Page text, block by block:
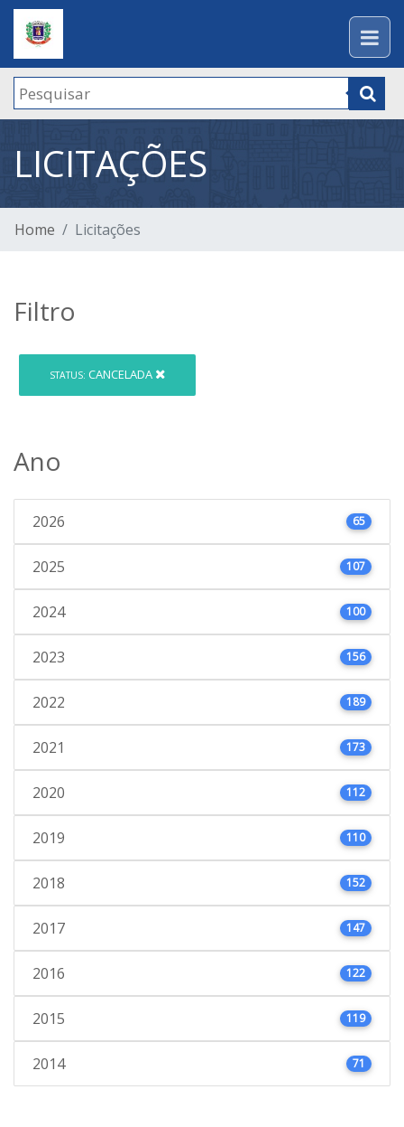
LICITAÇÕES
Home Licitações
Filtro
STATUS: CANCELADA
Ano
2026 65
2025 107
2024 100
2023 156
2022 189
2021 173
2020 112
2019 110
2018 152
2017 147
2016 122
2015 119
2014 71